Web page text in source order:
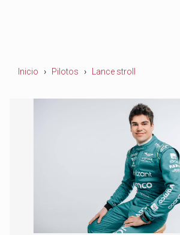
Inicio Pilotos Lance stroll